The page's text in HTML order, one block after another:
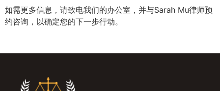
如需更多信息，请致电我们的办公室，并与Sarah Mu律师预
约咨询，以确定您的下一步行动。